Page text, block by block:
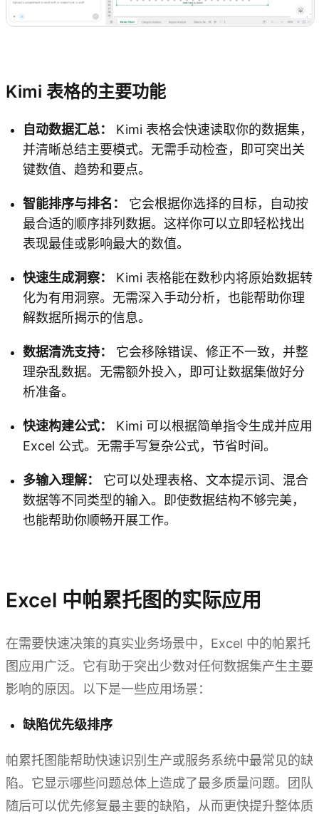
Kimi 表格的主要功能
自动数据汇总：
Kimi 表格会快速读取你的数据集，
并清晰总结主要模式。无需手动检查，即可突出关
键数值、趋势和要点。
智能排序与排名：
它会根据你选择的目标，自动按
最合适的顺序排列数据。这样你可以立即轻松找出
表现最佳或影响最大的数值。
快速生成洞察：
Kimi 表格能在数秒内将原始数据转
化为有用洞察。无需深入手动分析，也能帮助你理
解数据所揭示的信息。
数据清洗支持：
它会移除错误、修正不一致，并整
理杂乱数据。无需额外投入，即可让数据集做好分
析准备。
快速构建公式：
Kimi 可以根据简单指令生成并应用
Excel 公式。无需手写复杂公式，节省时间。
多输入理解：
它可以处理表格、文本提示词、混合
数据等不同类型的输入。即使数据结构不够完美，
也能帮助你顺畅开展工作。
Excel 中帕累托图的实际应用
在需要快速决策的真实业务场景中，Excel 中的帕累托
图应用广泛。它有助于突出少数对任何数据集产生主要
影响的原因。以下是一些应用场景：
缺陷优先级排序
帕累托图能帮助快速识别生产或服务系统中最常见的缺
陷。它显示哪些问题总体上造成了最多质量问题。团队
随后可以优先修复最主要的缺陷，从而更快提升整体质